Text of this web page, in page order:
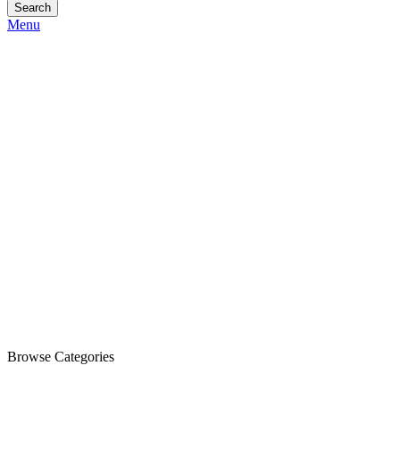
Search
Menu
Browse Categories